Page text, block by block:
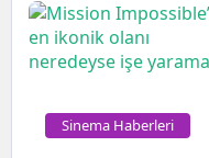
gerektiğini biliyor
musun?“Hepsi düşer”
dizesiyle...
Sinema Haberleri